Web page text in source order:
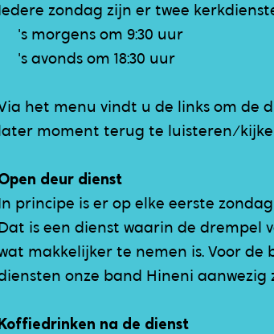
zondag zijn er twee
's morgens om 9:30 uur
's avonds om 18:30 uur
het menu vindt u de links om de
moment terug te luisteren/
deur dienst
principe is er op elke eerste
is een dienst waarin de drempel
makkelijker te nemen is. Voor de
onze band Hineni aanwezig
na de dienst